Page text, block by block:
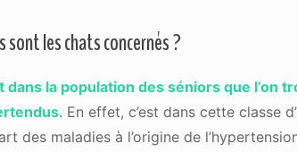
sont les chats concernés ?
dans la population des séniors que l’on
. En effet, c’est dans cette classe
des maladies à l’origine de